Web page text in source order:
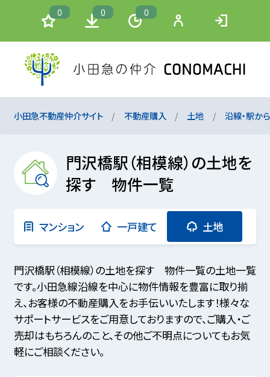
0 0 0
小田急不動産仲介サイト 不動産購入 土地 沿線・駅か
門沢橋駅（相模線）の土地を
探す 物件一覧
マンション 一戸建て 土地
門沢橋駅（相模線）の土地を探す 物件一覧の土地一覧
です。小田急線沿線を中心に物件情報を豊富に取り揃
え、お客様の不動産購入をお手伝いいたします！様々な
サポートサービスをご用意しておりますので、ご購入・ご
売却はもちろんのこと、その他ご不明点についてもお気
軽にご相談ください。